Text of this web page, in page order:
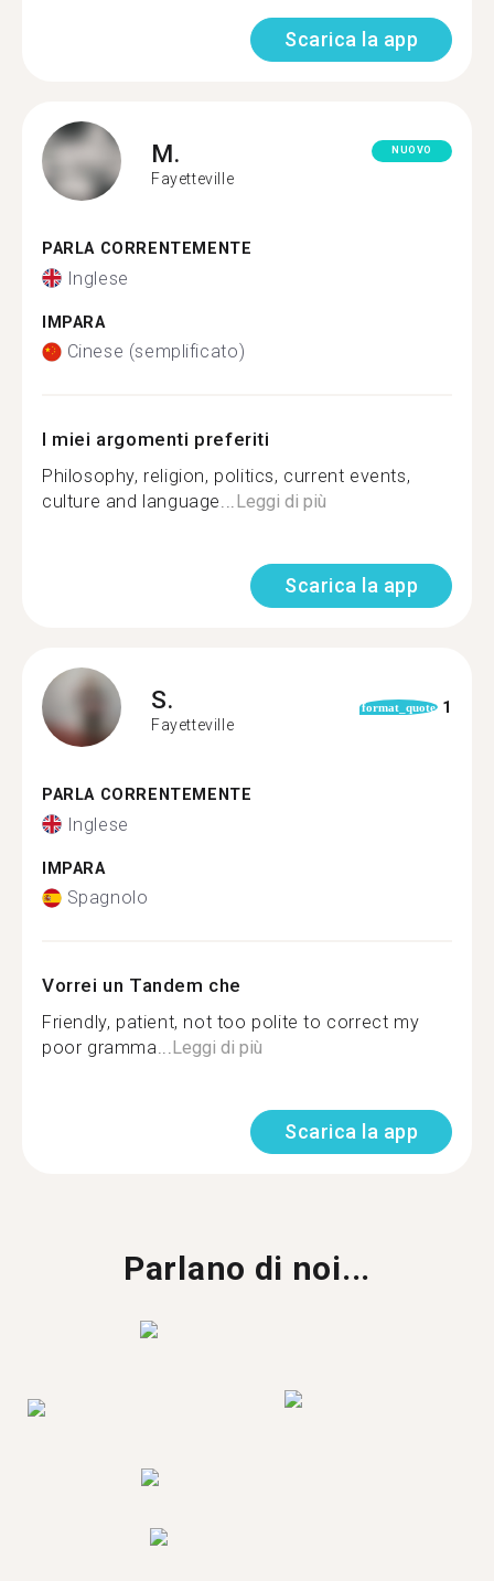
Scarica la app
M.
Fayetteville
NUOVO
PARLA CORRENTEMENTE
Inglese
IMPARA
Cinese (semplificato)
I miei argomenti preferiti
Philosophy, religion, politics, current events,
culture and language...Leggi di più
Scarica la app
S.
Fayetteville
format_quote 1
PARLA CORRENTEMENTE
Inglese
IMPARA
Spagnolo
Vorrei un Tandem che
Friendly, patient, not too polite to correct my
poor gramma...Leggi di più
Scarica la app
Parlano di noi...